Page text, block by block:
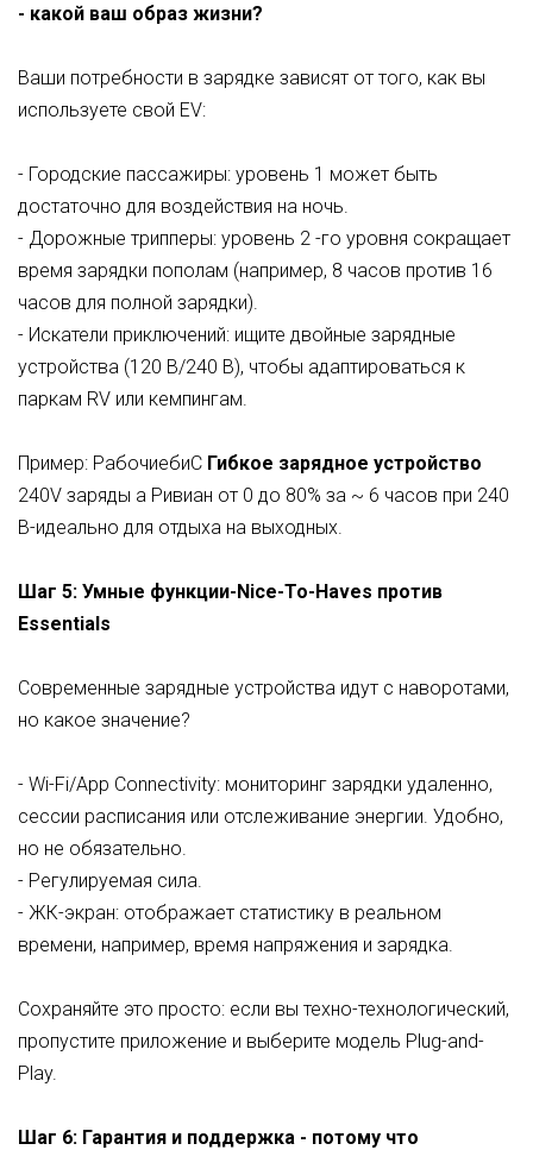
- какой ваш образ жизни?
Ваши потребности в зарядке зависят от того, как вы
используете свой EV:
- Городские пассажиры: уровень 1 может быть
достаточно для воздействия на ночь.
- Дорожные трипперы: уровень 2 -го уровня сокращает
время зарядки пополам (например, 8 часов против 16
часов для полной зарядки).
- Искатели приключений: ищите двойные зарядные
устройства (120 В/240 В), чтобы адаптироваться к
паркам RV или кемпингам.
Пример: РабочиебиС Гибкое зарядное устройство
240V заряды а Ривиан от 0 до 80% за ~ 6 часов при 240
В-идеально для отдыха на выходных.
Шаг 5: Умные функции-Nice-To-Haves против
Essentials
Современные зарядные устройства идут с наворотами,
но какое значение?
- Wi-Fi/App Connectivity: мониторинг зарядки удаленно,
сессии расписания или отслеживание энергии. Удобно,
но не обязательно.
- Регулируемая сила.
- ЖК-экран: отображает статистику в реальном
времени, например, время напряжения и зарядка.
Сохраняйте это просто: если вы техно-технологический,
пропустите приложение и выберите модель Plug-and-
Play.
Шаг 6: Гарантия и поддержка - потому что